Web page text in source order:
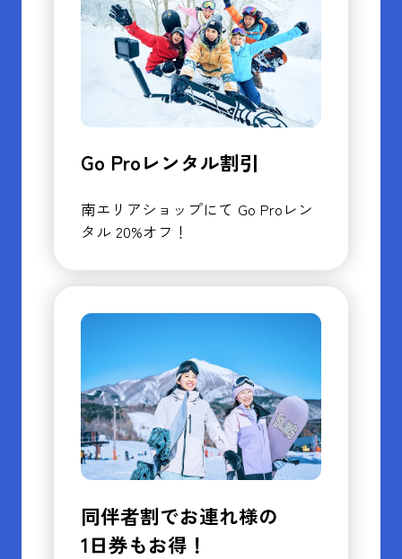
Go Proレンタル割引
南エリアショップにて Go Proレン
タル 20%オフ！
同伴者割でお連れ様の
1日券もお得！